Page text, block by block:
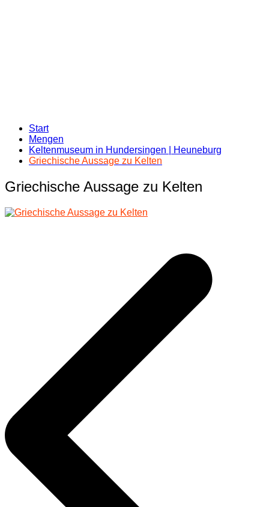
Start
Mengen
Keltenmuseum in Hundersingen | Heuneburg
Griechische Aussage zu Kelten
Griechische Aussage zu Kelten